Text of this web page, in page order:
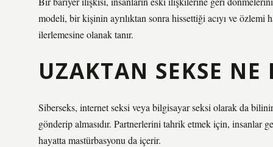
modeli, bir kişinin ayrılıktan sonra hissettiği acıyı ve
ilerlemesine olanak tanır.
UZAKTAN SEKSE NE
Siberseks, internet seksi veya bilgisayar seksi olarak da
gönderip almasıdır. Partnerlerini tahrik etmek için, insanlar
hayatta mastürbasyonu da içerir.